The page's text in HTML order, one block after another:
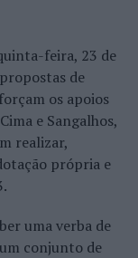
feira, 23 de
de
os apoios
e Sangalhos,
realizar,
própria e
uma verba de
conjunto de